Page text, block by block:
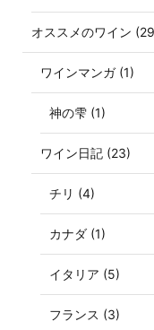
オススメのワイン
ワインマンガ (1)
神の雫 (1)
ワイン日記 (23)
チリ (4)
カナダ (1)
イタリア (5)
フランス (3)